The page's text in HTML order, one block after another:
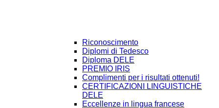
Riconoscimento
Diplomi di Tedesco
Diploma DELE
PREMIO IRIS
Complimenti per i risultati ottenuti!
CERTIFICAZIONI LINGUISTICHE
DELE
Eccellenze in lingua francese